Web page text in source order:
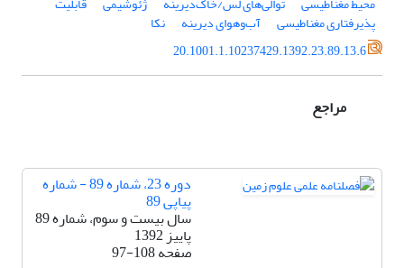
پذیرفتاری مغناطیسی آب‌و‌هوای دیرینه
نکا
20.1001.1.10237429.1392.23.89.13.6
مراجع
دوره 23، شماره 89 - شماره
پیاپی 89
سال بیست و سوم، شماره 89
پاییز 1392
صفحه97-108